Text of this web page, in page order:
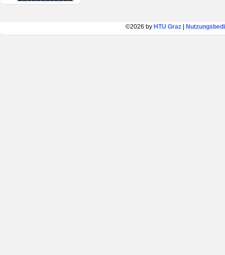
©2026 by HTU Graz|